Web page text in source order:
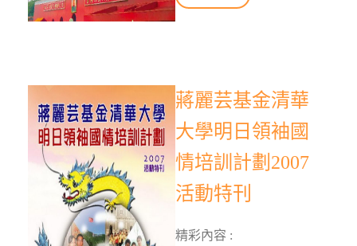
蔣麗芸基金清華
大學明日領袖國
情培訓計劃2007
活動特刊
精彩內容 :